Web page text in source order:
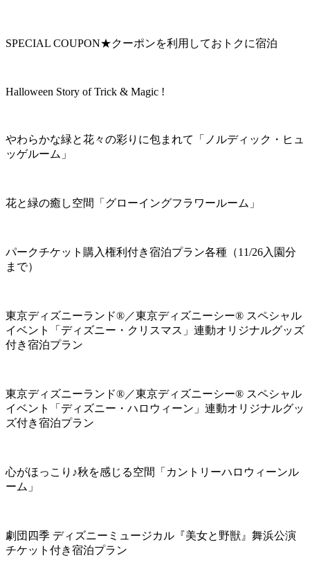
SPECIAL COUPON★クーポンを利用しておトクに宿泊
Halloween Story of Trick & Magic !
やわらかな緑と花々の彩りに包まれて「ノルディック・ヒュ
ッゲルーム」
花と緑の癒し空間「グローイングフラワールーム」
パークチケット購入権利付き宿泊プラン各種（11/26入園分
まで）
東京ディズニーランド®／東京ディズニーシー® スペシャル
イベント「ディズニー・クリスマス」連動オリジナルグッズ
付き宿泊プラン
東京ディズニーランド®／東京ディズニーシー® スペシャル
イベント「ディズニー・ハロウィーン」連動オリジナルグッ
ズ付き宿泊プラン
心がほっこり♪秋を感じる空間「カントリーハロウィーンル
ーム」
劇団四季 ディズニーミュージカル『美女と野獣』舞浜公演
チケット付き宿泊プラン